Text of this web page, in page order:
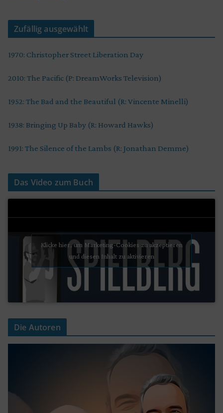
Zufällig ausgewählt
1970: Christopher Street Liberation Day
2010: The Pacific (P: DreamWorks Television)
1952: The Bad and the Beautiful (R: Vincente Minelli)
1938: Bringing Up Baby (R: Howard Hawks)
1991: The Silence of the Lambs (R: Jonathan Demme)
Das Video zum Buch
Klicke hier, um Marketing-Cookies zu akzeptieren
und diesen Inhalt zu aktivieren
Die Autoren